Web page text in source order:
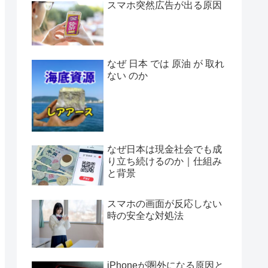
スマホ突然広告が出る原因
なぜ 日本 では 原油 が 取れ
ない のか
なぜ日本は現金社会でも成
り立ち続けるのか｜仕組み
と背景
スマホの画面が反応しない
時の安全な対処法
iPhoneが圏外になる原因と